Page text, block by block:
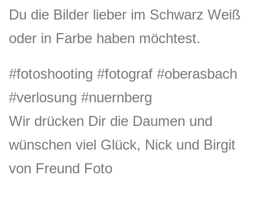
Du die Bilder lieber im Schwarz Weiß
oder in Farbe haben möchtest.
#fotoshooting #fotograf #oberasbach
#verlosung #nuernberg
Wir drücken Dir die Daumen und
wünschen viel Glück, Nick und Birgit
von Freund Foto